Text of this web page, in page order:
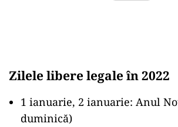
Zilele libere legale în 2022
1 ianuarie, 2 ianuarie: Anul
duminică)